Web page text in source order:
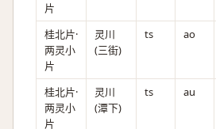
片
桂北片·
两灵小
片
灵川
(三街)
ts ao
桂北片·
两灵小
片
灵川
(潭下)
ts au